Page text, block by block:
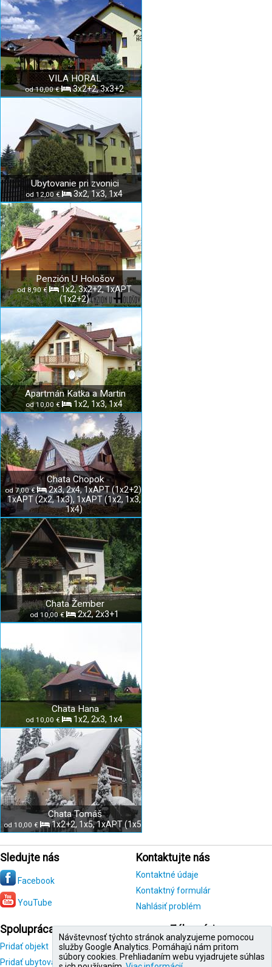
VILA HORAL
od 10,00 € 3x2+2, 3x3+2
Ubytovanie pri zvonici
od 12,00 € 3x2, 1x3, 1x4
Penzión U Hološov
od 8,90 €
1x2, 3x2+2, 1xAPT
(1x2+2)
Apartmán Katka a Martin
od 10,00 € 1x2, 1x3, 1x4
Chata Chopok
od 7,00 €
2x3, 2x4, 1xAPT (1x2+2),
1xAPT (2x2, 1x3), 1xAPT (1x2, 1x3,
1x4)
Chata Žember
od 10,00 € 2x2, 2x3+1
Chata Hana
od 10,00 € 1x2, 2x3, 1x4
Chata Tomáš
od 10,00 € 1x2+2, 1x5, 1xAPT (1x5)
Sledujte nás
Facebook
YouTube
Kontaktujte nás
Kontaktné údaje
Kontaktný formulár
Nahlásiť problém
Spolupráca
Pridať objekt
Pridať ubytovanie
Zákazníci
Registrácia
zákazníka
Návštevnosť týchto stránok analyzujeme pomocou
služby Google Analytics. Pomáhajú nám pritom
súbory cookies. Prehliadaním webu vyjadrujete súhlas